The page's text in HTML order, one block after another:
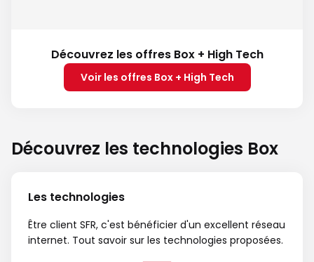
Découvrez les offres Box + High Tech
Voir les offres Box + High Tech
Découvrez les technologies Box
Les technologies
Être client SFR, c'est bénéficier d'un excellent réseau
internet. Tout savoir sur les technologies proposées.